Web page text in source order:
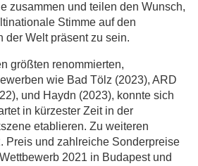
zusammen und teilen den Wunsch,
Stimme auf den
der Welt präsent zu sein.
größten renommierten,
wie Bad Tölz (2023), ARD
und Haydn (2023), konnte sich
in kürzester Zeit in der
etablieren. Zu weiteren
Preis und zahlreiche Sonderpreise
2021 in Budapest und